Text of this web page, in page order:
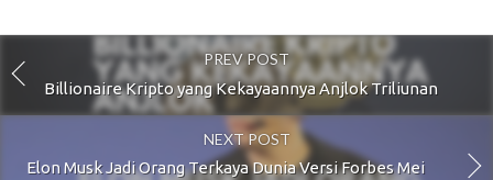
PREV POST
Billionaire Kripto yang Kekayaannya Anjlok Triliunan
NEXT POST
Elon Musk Jadi Orang Terkaya Dunia Versi Forbes Mei